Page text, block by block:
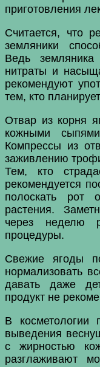
приготовления
Считается, что
земляники
Ведь
нитраты и
рекомендуют
тем, кто
Отвар из корня
кожными
Компрессы из
заживлению
Тем, кто
рекомендуется
полоскать рот
растения.
через неделю
процедуры.
Свежие ягоды
нормализовать
давать даже
продукт не
В косметологии
выведения
с жирностью
разглаживают